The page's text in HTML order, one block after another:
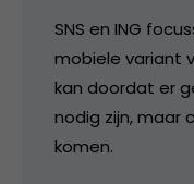
SNS en ING
mobiele variant
kan doordat er
nodig zijn, maar
komen.